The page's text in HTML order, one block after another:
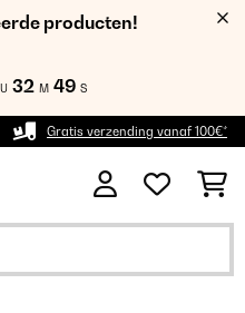
producten!
U 32 M 49 S
Gratis verzending vanaf 100€*